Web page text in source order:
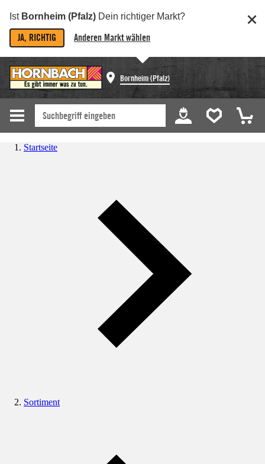
Ist Bornheim (Pfalz) Dein richtiger Markt?
JA, RICHTIG Anderen Markt wählen
Bornheim (Pfalz)
Startseite
Sortiment